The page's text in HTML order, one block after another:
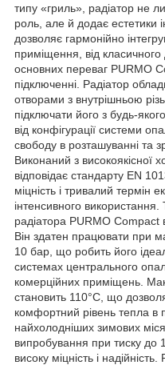
типу «гриль», радіатор не
роль, але й додає естетики
дозволяє гармонійно
приміщення, від
основних переваг PURMO
підключенні. Радіатор
отворами з внутрішньою
підключати його з будь-
від конфігурації системи
свободу в розташуванні та
Виконаний з високоякісної
відповідає стандарту EN
міцність і тривалий термін
інтенсивного використання.
радіатора PURMO Compact
Він здатен працювати при
10 бар, що робить його
системах центрального
комерційних приміщень.
становить 110°C, що
комфортний рівень тепла в
найхолодніших зимових
випробування при тиску до
високу міцність і